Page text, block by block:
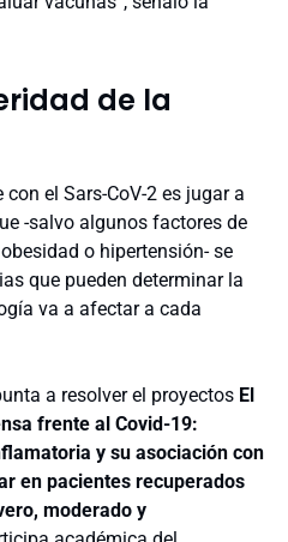
de la
el Sars-CoV-2 es jugar a
-salvo algunos factores de
o hipertensión- se
que pueden determinar la
va a afectar a cada
a resolver el proyectos El
frente al Covid-19:
y su asociación con
en pacientes recuperados
moderado y